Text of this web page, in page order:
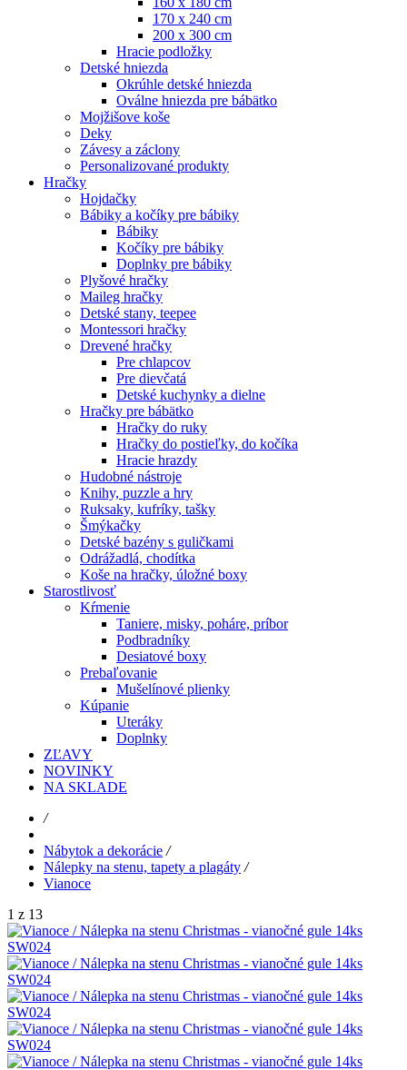
170 x 240 cm
200 x 300 cm
Hracie podložky
Detské hniezda
Okrúhle detské hniezda
Oválne hniezda pre bábätko
Mojžišove koše
Deky
Závesy a záclony
Personalizované produkty
Hračky
Hojdačky
Bábiky a kočíky pre bábiky
Bábiky
Kočíky pre bábiky
Doplnky pre bábiky
Plyšové hračky
Maileg hračky
Detské stany, teepee
Montessori hračky
Drevené hračky
Pre chlapcov
Pre dievčatá
Detské kuchynky a dielne
Hračky pre bábätko
Hračky do ruky
Hračky do postieľky, do kočíka
Hracie hrazdy
Hudobné nástroje
Knihy, puzzle a hry
Ruksaky, kufríky, tašky
Šmýkačky
Detské bazény s guličkami
Odrážadlá, chodítka
Koše na hračky, úložné boxy
Starostlivosť
Kŕmenie
Taniere, misky, poháre, príbor
Podbradníky
Desiatové boxy
Prebaľovanie
Mušelínové plienky
Kúpanie
Uteráky
Doplnky
ZĽAVY
NOVINKY
NA SKLADE
/
Nábytok a dekorácie /
Nálepky na stenu, tapety a plagáty /
Vianoce
1 z 13